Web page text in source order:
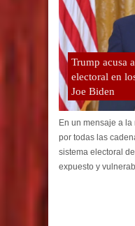
Trump acusa
electoral en
Joe Biden
En un mensaje a
por todas las
sistema electoral
expuesto y